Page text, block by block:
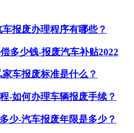
报废办理程序有哪些？
多少钱-报废汽车补贴2022
车报废标准是什么？
-如何办理车辆报废手续？
少-汽车报废年限是多少？